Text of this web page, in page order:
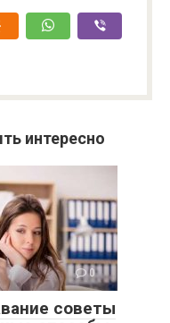
интересно
0
советы